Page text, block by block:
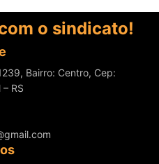
o sindicato!
Bairro: Centro, Cep:
RS